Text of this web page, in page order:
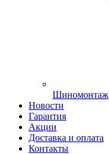
Шиномонтаж
Новости
Гарантия
Акции
Доставка и оплата
Контакты